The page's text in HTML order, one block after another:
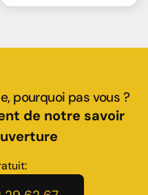
pourquoi pas vous ?
de notre savoir